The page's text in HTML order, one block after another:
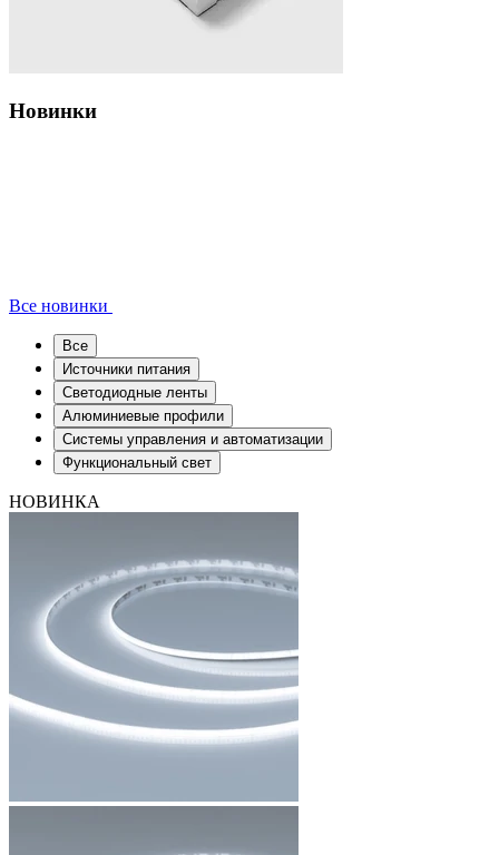
Новинки
Все новинки
Все
Источники питания
Светодиодные ленты
Алюминиевые профили
Системы управления и автоматизации
Функциональный свет
НОВИНКА